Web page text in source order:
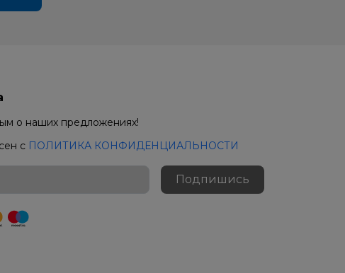
о наших предложениях!
с ПОЛИТИКА КОНФИДЕНЦИАЛЬНОСТИ
Подпишись